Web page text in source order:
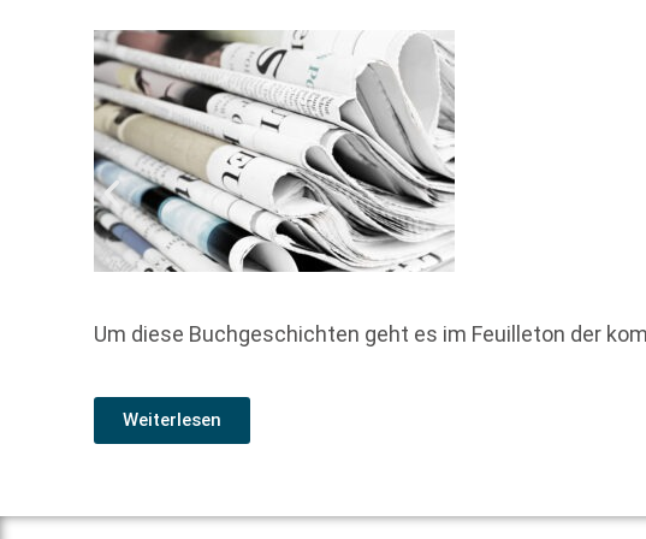
Um diese Buchgeschichten geht es im Feuilleton der
Weiterlesen